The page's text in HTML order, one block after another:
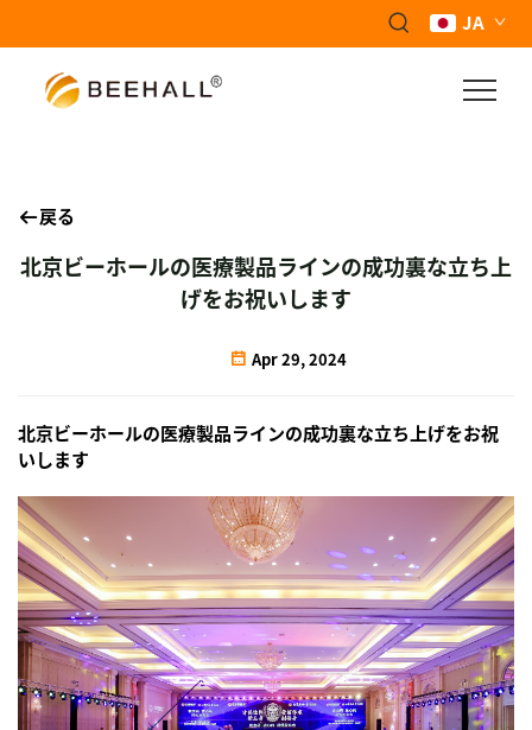
JA
戻る
北京ビーホールの医療製品ラインの成功裏な立ち上
げをお祝いします
Apr 29, 2024
北京ビーホールの医療製品ラインの成功裏な立ち上げをお祝
いします